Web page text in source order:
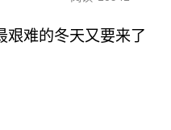
艰难的冬天又要来了